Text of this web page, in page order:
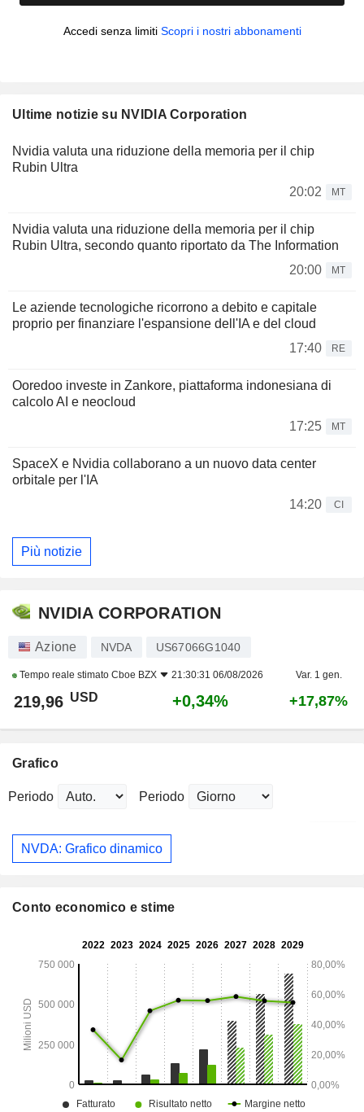
Accedi senza limiti Scopri i nostri abbonamenti
Ultime notizie su NVIDIA Corporation
Nvidia valuta una riduzione della memoria per il chip
Rubin Ultra
20:02
MT
Nvidia valuta una riduzione della memoria per il chip
Rubin Ultra, secondo quanto riportato da The Information
20:00
MT
Le aziende tecnologiche ricorrono a debito e capitale
proprio per finanziare l'espansione dell'IA e del cloud
17:40
RE
Ooredoo investe in Zankore, piattaforma indonesiana di
calcolo AI e neocloud
17:25
MT
SpaceX e Nvidia collaborano a un nuovo data center
orbitale per l'IA
14:20
CI
Più notizie
NVIDIA CORPORATION
Azione NVDA US67066G1040
Tempo reale stimato Cboe BZX 21:30:31 06/08/2026 Var. 1 gen.
219,96 USD +0,34% +17,87%
Grafico
Periodo Periodo
NVDA: Grafico dinamico
Conto economico e stime